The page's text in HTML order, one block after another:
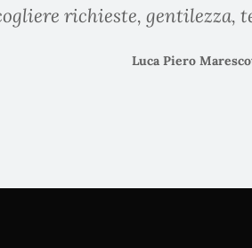
richieste, gentilezza,
Luca Piero